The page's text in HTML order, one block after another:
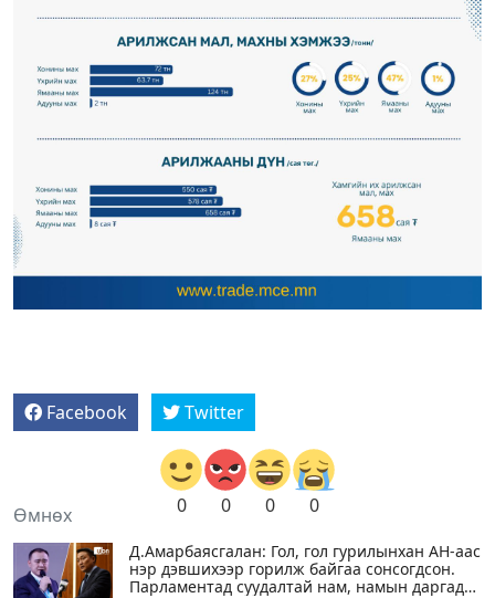
Facebook Twitter
0 0 0 0
Өмнөх
Д.Амарбаясгалан: Гол, гол гурилынхан АН-аас
нэр дэвшихээр горилж байгаа сонсогдсон.
Парламентад суудалтай нам, намын даргад